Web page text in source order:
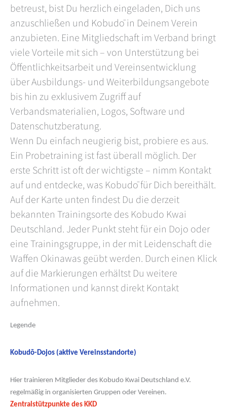
betreust, bist Du herzlich eingeladen, Dich uns
anzuschließen und Kobudō in Deinem Verein
anzubieten. Eine Mitgliedschaft im Verband bringt
viele Vorteile mit sich – von Unterstützung bei
Öffentlichkeitsarbeit und Vereinsentwicklung
über Ausbildungs- und Weiterbildungsangebote
bis hin zu exklusivem Zugriff auf
Verbandsmaterialien, Logos, Software und
Datenschutzberatung.
Wenn Du einfach neugierig bist, probiere es aus.
Ein Probetraining ist fast überall möglich. Der
erste Schritt ist oft der wichtigste – nimm Kontakt
auf und entdecke, was Kobudō für Dich bereithält.
Auf der Karte unten findest Du die derzeit
bekannten Trainingsorte des Kobudo Kwai
Deutschland. Jeder Punkt steht für ein Dojo oder
eine Trainingsgruppe, in der mit Leidenschaft die
Waffen Okinawas geübt werden. Durch einen Klick
auf die Markierungen erhältst Du weitere
Informationen und kannst direkt Kontakt
aufnehmen.
Legende
Kobudō-Dojos (aktive Vereinsstandorte)
Hier trainieren Mitglieder des Kobudo Kwai Deutschland e.V.
regelmäßig in organisierten Gruppen oder Vereinen.
Zentralstützpunkte des KKD